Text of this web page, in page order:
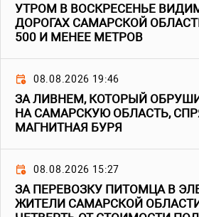
УТРОМ В ВОСКРЕСЕНЬЕ
ДОРОГАХ САМАРСКОЙ
500 И МЕНЕЕ МЕТРОВ
08.08.2026 19:46
ЗА ЛИВНЕМ, КОТОРЫЙ
НА САМАРСКУЮ ОБЛАСТЬ,
МАГНИТНАЯ БУРЯ
08.08.2026 15:27
ЗА ПЕРЕВОЗКУ ПИТОМЦА В
ЖИТЕЛИ САМАРСКОЙ